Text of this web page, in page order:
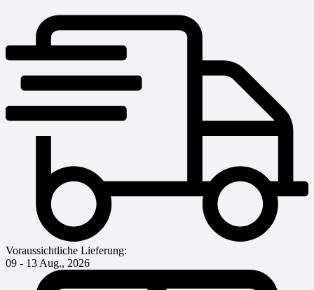
Voraussichtliche Lieferung:
09 - 13 Aug., 2026